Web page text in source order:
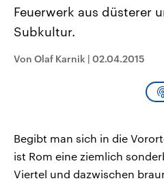
Umfragen, Prognosen,
Wahlprogramme, aktuelle
und Hintergründe zu den Parteien
Wahl.
Sendungen
Feuerwerk aus düsterer
Subkultur.
Von Olaf Karnik | 02.04.2015
Begibt man sich in die
ist Rom eine ziemlich
Viertel und dazwischen